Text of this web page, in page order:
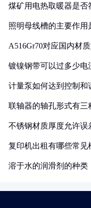
煤矿用电热取暖器是
照明母线槽的主要作用
A516Gr70对应国内材
镀镍钢带可以过多少电
计量泵如何达到控制和
联轴器的轴孔形式有三
不锈钢材质厚度允许误
复印机出租有哪些常见
溶于水的润滑剂的种类